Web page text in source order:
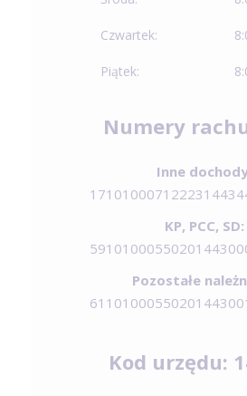
Czwartek:
Piątek:
Numery
Inne
KP, PCC, SD:
Pozostałe
Kod urzędu: